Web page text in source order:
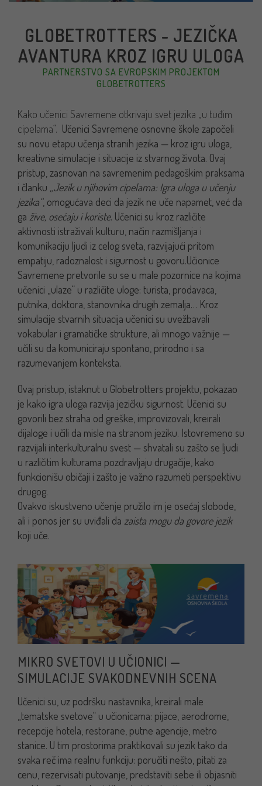
GLOBETROTTERS - JEZIČKA
AVANTURA KROZ IGRU ULOGA
PARTNERSTVO SA EVROPSKIM PROJEKTOM
GLOBETROTTERS
Kako učenici Savremene otkrivaju svet jezika „u tuđim
cipelama“. Učenici Savremene osnovne škole započeli
su novu etapu učenja stranih jezika — kroz igru uloga,
kreativne simulacije i situacije iz stvarnog života. Ovaj
pristup, zasnovan na savremenim pedagoškim praksama
i članku „Jezik u njihovim cipelama: Igra uloga u učenju
jezika“, omogućava deci da jezik ne uče napamet, već da
ga žive, osećaju i koriste. Učenici su kroz različite
aktivnosti istraživali kulturu, način razmišljanja i
komunikaciju ljudi iz celog sveta, razvijajući pritom
empatiju, radoznalost i sigurnost u govoru.Učionice
Savremene pretvorile su se u male pozornice na kojima
učenici „ulaze“ u različite uloge: turista, prodavaca,
putnika, doktora, stanovnika drugih zemalja… Kroz
simulacije stvarnih situacija učenici su uvežbavali
vokabular i gramatičke strukture, ali mnogo važnije —
učili su da komuniciraju spontano, prirodno i sa
razumevanjem konteksta.
Ovaj pristup, istaknut u Globetrotters projektu, pokazao
je kako igra uloga razvija jezičku sigurnost. Učenici su
govorili bez straha od greške, improvizovali, kreirali
dijaloge i učili da misle na stranom jeziku. Istovremeno su
razvijali interkulturalnu svest — shvatali su zašto se ljudi
u različitim kulturama pozdravljaju drugačije, kako
funkcionišu običaji i zašto je važno razumeti perspektivu
drugog.
Ovakvo iskustveno učenje pružilo im je osećaj slobode,
ali i ponos jer su uviđali da zaista mogu da govore jezik
koji uče.
MIKRO SVETOVI U UČIONICI —
SIMULACIJE SVAKODNEVNIH SCENA
Učenici su, uz podršku nastavnika, kreirali male
„tematske svetove“ u učionicama: pijace, aerodrome,
recepcije hotela, restorane, putne agencije, metro
stanice. U tim prostorima praktikovali su jezik tako da
svaka reč ima realnu funkciju: poručiti nešto, pitati za
cenu, rezervisati putovanje, predstaviti sebe ili objasniti